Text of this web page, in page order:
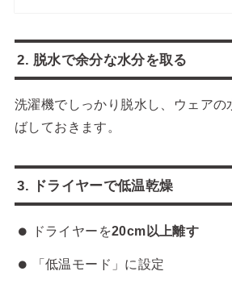
2. 脱水で余分な水分を取る
洗濯機でしっかり脱水し、ウェアの
ばしておきます。
3. ドライヤーで低温乾燥
ドライヤーを20cm以上離す
「低温モード」に設定